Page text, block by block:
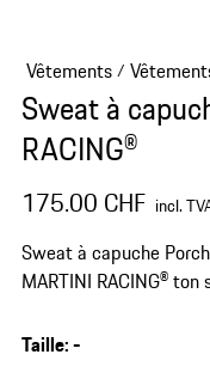
Vêtements/
Sweat à
RACING®
175.00 CHF incl.
Sweat à capuche
MARTINI RACING® ton
Taille:-